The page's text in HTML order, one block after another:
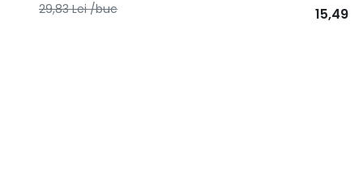
29,83Lei /buc 15,49